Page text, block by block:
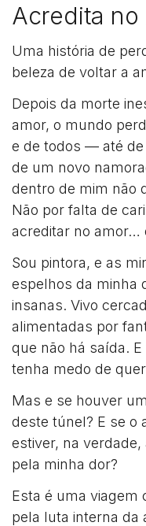
Acredita no
Uma história de
beleza de voltar a
Depois da morte
amor, o mundo
e de todos — até
de um novo
dentro de mim não
Não por falta de
acreditar no amor…
Sou pintora, e as
espelhos da minha
insanas. Vivo
alimentadas por
que não há saída.
tenha medo de
Mas e se houver
deste túnel? E se o
estiver, na
pela minha dor?
Esta é uma viagem
pela luta interna da